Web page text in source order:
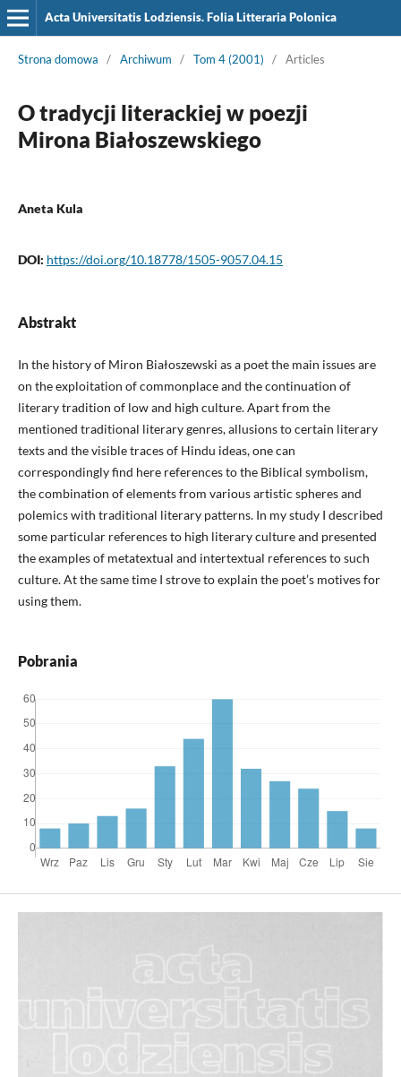
Acta Universitatis Lodziensis. Folia Litteraria Polonica
Strona domowa / Archiwum / Tom 4 (2001) / Articles
O tradycji literackiej w poezji
Mirona Białoszewskiego
Aneta Kula
DOI: https://doi.org/10.18778/1505-9057.04.15
Abstrakt
In the history of Miron Białoszewski as a poet the main issues are
on the exploitation of commonplace and the continuation of
literary tradition of low and high culture. Apart from the
mentioned traditional literary genres, allusions to certain literary
texts and the visible traces of Hindu ideas, one can
correspondingly find here references to the Biblical symbolism,
the combination of elements from various artistic spheres and
polemics with traditional literary patterns. In my study I described
some particular references to high literary culture and presented
the examples of metatextual and intertextual references to such
culture. At the same time I strove to explain the poet’s motives for
using them.
Pobrania